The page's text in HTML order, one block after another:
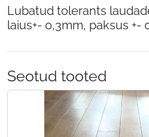
Lubatud tolerants
laius+- 0,3mm, paksus +-
Seotud tooted